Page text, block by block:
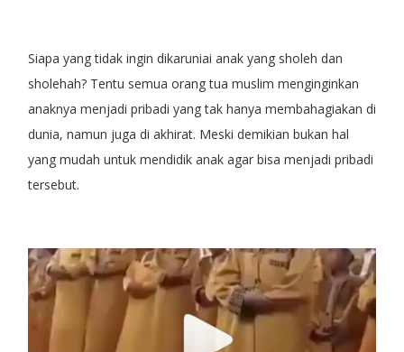
Siapa yang tidak ingin dikaruniai anak yang sholeh dan
sholehah? Tentu semua orang tua muslim menginginkan
anaknya menjadi pribadi yang tak hanya membahagiakan di
dunia, namun juga di akhirat. Meski demikian bukan hal
yang mudah untuk mendidik anak agar bisa menjadi pribadi
tersebut.